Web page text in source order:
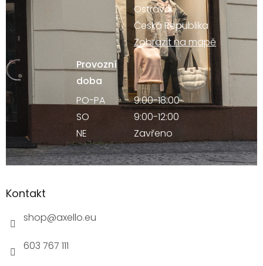
Ostrava
Česká Republika
Zobrazit na mapě
Provozní
doba
PO-PA
9:00-18:00
SO
9:00-12:00
NE
Zavřeno
Kontakt
shop@axello.eu
603 767 111